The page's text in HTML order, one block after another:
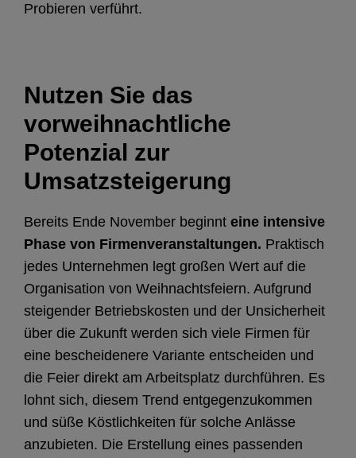
Probieren verführt.
Nutzen Sie das
vorweihnachtliche
Potenzial zur
Umsatzsteigerung
Bereits Ende November beginnt eine intensive
Phase von Firmenveranstaltungen. Praktisch
jedes Unternehmen legt großen Wert auf die
Organisation von Weihnachtsfeiern. Aufgrund
steigender Betriebskosten und der Unsicherheit
über die Zukunft werden sich viele Firmen für
eine bescheidenere Variante entscheiden und
die Feier direkt am Arbeitsplatz durchführen. Es
lohnt sich, diesem Trend entgegenzukommen
und süße Köstlichkeiten für solche Anlässe
anzubieten. Die Erstellung eines passenden